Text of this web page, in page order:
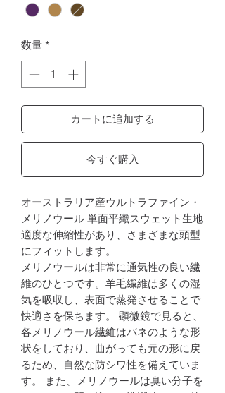
数量 *
カートに追加する
今すぐ購入
オーストラリア産ウルトラファイン・
メリノウール 単面平織スウェット生地
適度な伸縮性があり、さまざまな頭型
にフィットします。
メリノウールは非常に通気性の良い繊
維のひとつです。羊毛繊維は多くの湿
気を吸収し、表面で蒸発させることで
快適さを保ちます。 顕微鏡で見ると、
各メリノウール繊維はバネのような形
状をしており、曲がっても元の形に戻
るため、自然な防シワ性を備えていま
す。 また、メリノウールは臭い分子を